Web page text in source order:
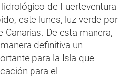
de Fuerteventura
este lunes, luz verde por
Canarias. De esta manera,
definitiva un
para la Isla que
para el